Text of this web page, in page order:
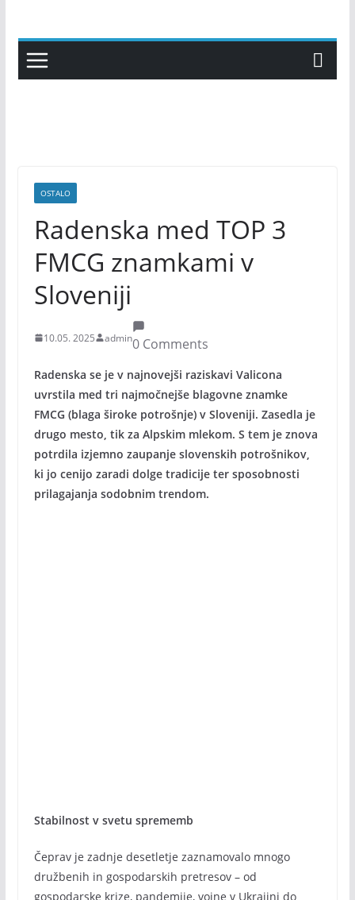
content
OSTALO
Radenska med TOP 3
FMCG znamkami v
Sloveniji
10.05. 2025 admin0 Comments
Radenska se je v najnovejši raziskavi Valicona
uvrstila med tri najmočnejše blagovne znamke
FMCG (blaga široke potrošnje) v Sloveniji. Zasedla je
drugo mesto, tik za Alpskim mlekom. S tem je znova
potrdila izjemno zaupanje slovenskih potrošnikov,
ki jo cenijo zaradi dolge tradicije ter sposobnosti
prilagajanja sodobnim trendom.
Stabilnost v svetu sprememb
Čeprav je zadnje desetletje zaznamovalo mnogo
družbenih in gospodarskih pretresov – od
gospodarske krize, pandemije, vojne v Ukrajini do